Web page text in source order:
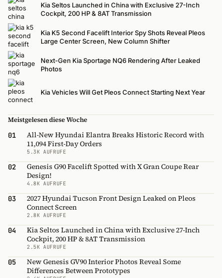
Kia Seltos Launched in China with Exclusive 27-Inch
Cockpit, 200 HP & 8AT Transmission
Kia K5 Second Facelift Interior Spy Shots Reveal Pleos
Large Center Screen, New Column Shifter
Next-Gen Kia Sportage NQ6 Rendering After Leaked
Photos
Kia Vehicles Will Get Pleos Connect Starting Next Year
Meistgelesen diese Woche
01
All-New Hyundai Elantra Breaks Historic Record with
11,094 First-Day Orders
5.3K AUFRUFE
02
Genesis G90 Facelift Spotted with X Gran Coupe Rear
Design!
4.8K AUFRUFE
03
2027 Hyundai Tucson Front Design Leaked on Pleos
Connect Screen
2.8K AUFRUFE
04
Kia Seltos Launched in China with Exclusive 27-Inch
Cockpit, 200 HP & 8AT Transmission
2.5K AUFRUFE
05
New Genesis GV90 Interior Photos Reveal Some
Differences Between Prototypes